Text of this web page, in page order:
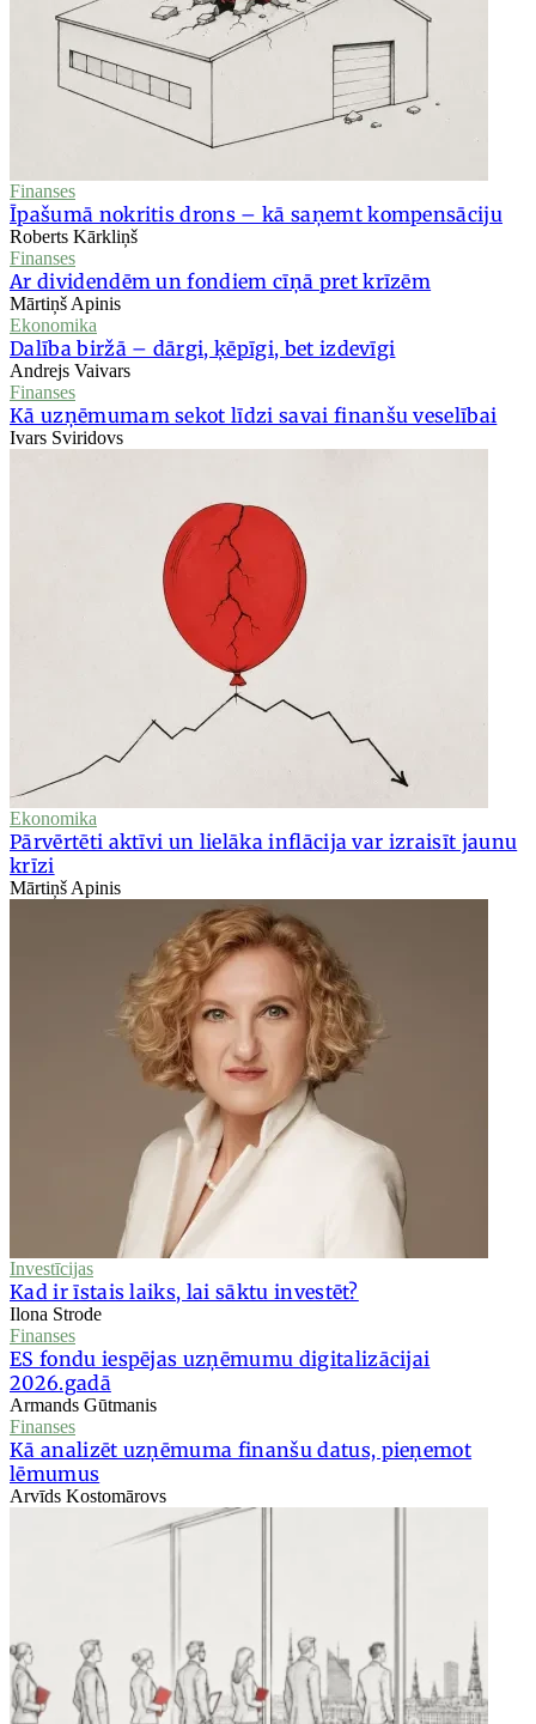
Finanses
Īpašumā nokritis drons – kā saņemt kompensāciju
Roberts Kārkliņš
Finanses
Ar dividendēm un fondiem cīņā pret krīzēm
Mārtiņš Apinis
Ekonomika
Dalība biržā – dārgi, ķēpīgi, bet izdevīgi
Andrejs Vaivars
Finanses
Kā uzņēmumam sekot līdzi savai finanšu veselībai
Ivars Sviridovs
Ekonomika
Pārvērtēti aktīvi un lielāka inflācija var izraisīt jaunu
krīzi
Mārtiņš Apinis
Investīcijas
Kad ir īstais laiks, lai sāktu investēt?
Ilona Strode
Finanses
ES fondu iespējas uzņēmumu digitalizācijai
2026.gadā
Armands Gūtmanis
Finanses
Kā analizēt uzņēmuma finanšu datus, pieņemot
lēmumus
Arvīds Kostomārovs